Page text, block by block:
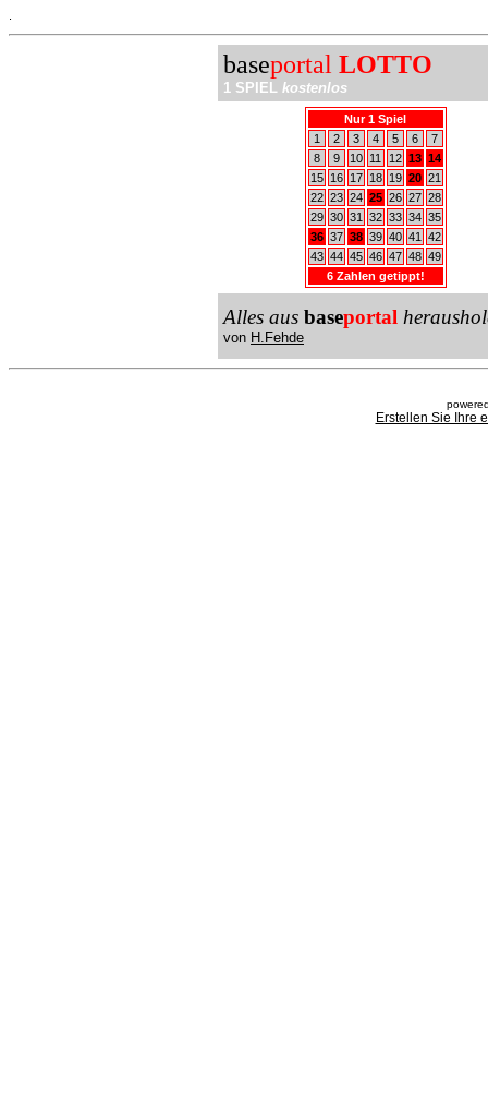
baseportal LOTTO
1 SPIEL kostenlos
Nur 1 Spiel
1
2 3 4 5 6
7
8
9 10 11 12 13 14
15
16 17 18 19 20 21
22 23 24 25 26 27 28
29 30 31 32 33 34 35
36 37 38 39 40 41
42
43 44 45 46 47 48 49
6 Zahlen getippt!
Alles aus baseportal
von H.Fehde
Erstellen Sie Ihre